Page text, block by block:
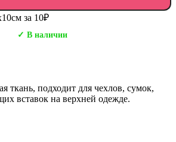
за 10₽
✓ В наличии
ткань, подходит для чехлов, сумок,
вставок на верхней одежде.